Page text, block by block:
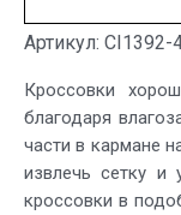
Артикул: CI1392-
Кроссовки
благодаря
части в кармане
извлечь сетку и
кроссовки в